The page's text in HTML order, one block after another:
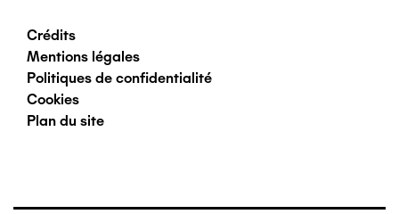
Pied
de
page
Crédits
Mentions légales
Politiques de confidentialité
Cookies
Plan du site